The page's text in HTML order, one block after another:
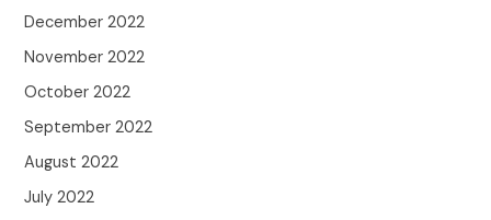
December 2022
November 2022
October 2022
September 2022
August 2022
July 2022